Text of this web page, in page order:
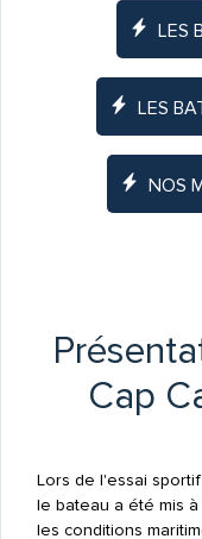
LES
LES
NOS
Cap
Lors de l'essai
le bateau a été mis
les conditions